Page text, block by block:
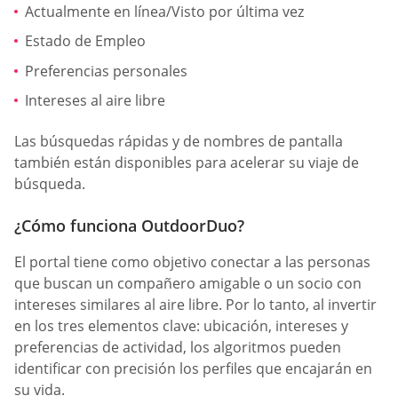
Actualmente en línea/Visto por última vez
Estado de Empleo
Preferencias personales
Intereses al aire libre
Las búsquedas rápidas y de nombres de pantalla
también están disponibles para acelerar su viaje de
búsqueda.
¿Cómo funciona OutdoorDuo?
El portal tiene como objetivo conectar a las personas
que buscan un compañero amigable o un socio con
intereses similares al aire libre. Por lo tanto, al invertir
en los tres elementos clave: ubicación, intereses y
preferencias de actividad, los algoritmos pueden
identificar con precisión los perfiles que encajarán en
su vida.